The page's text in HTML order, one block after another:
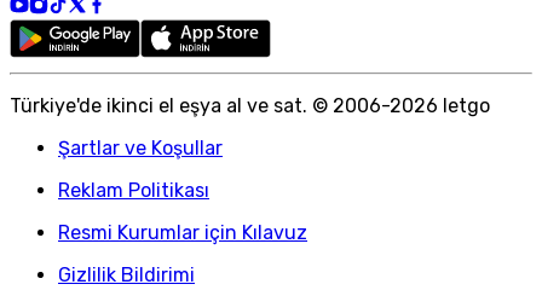
Türkiye'de ikinci el eşya al ve sat. © 2006-2026 letgo
Şartlar ve Koşullar
Reklam Politikası
Resmi Kurumlar için Kılavuz
Gizlilik Bildirimi